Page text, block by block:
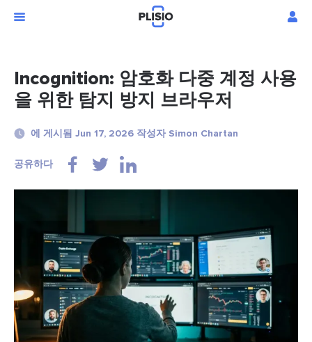
Incognition: 암호화 다중 계정 사용
을 위한 탐지 방지 브라우저
에 게시됨 Jun 17, 2026 작성자 Simon Chartan
공유하다